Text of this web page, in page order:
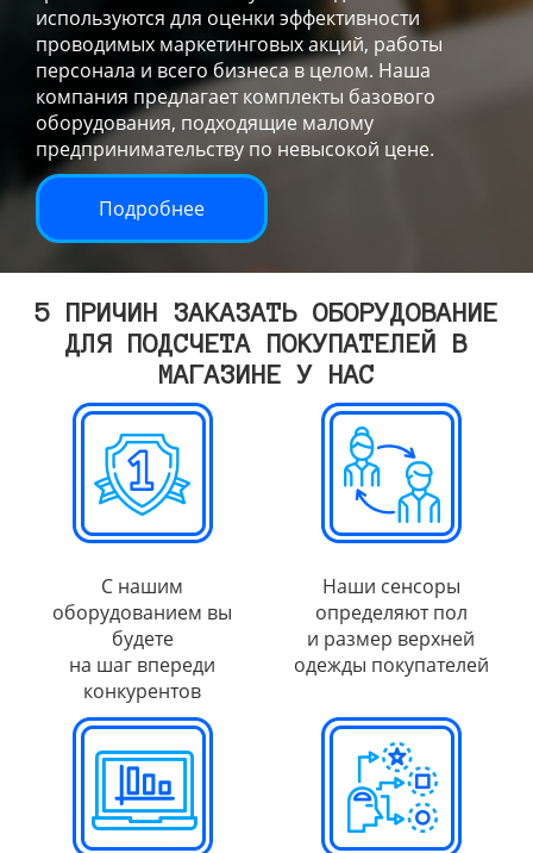
используются для оценки эффективности
проводимых маркетинговых акций, работы
персонала и всего бизнеса в целом. Наша
компания предлагает комплекты базового
оборудования, подходящие малому
предпринимательству по невысокой цене.
Подробнее
5 ПРИЧИН ЗАКАЗАТЬ ОБОРУДОВАНИЕ
ДЛЯ ПОДСЧЕТА ПОКУПАТЕЛЕЙ В
МАГАЗИНЕ У НАС
С нашим
оборудованием вы
будете
на шаг впереди
конкурентов
Наши сенсоры
определяют пол
и размер верхней
одежды покупателей